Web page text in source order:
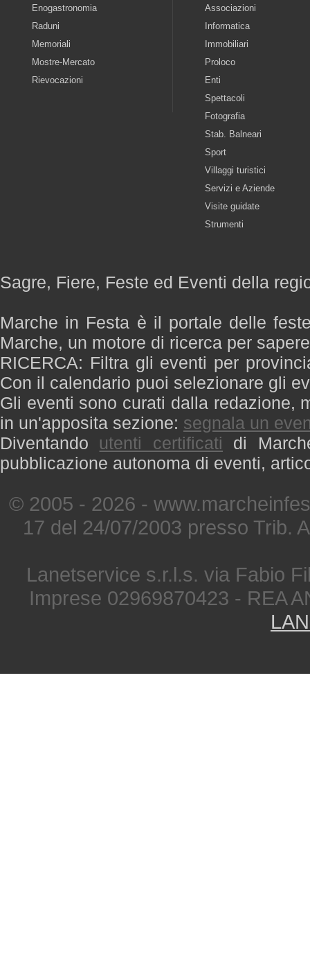
Enogastronomia
Raduni
Memoriali
Mostre-Mercato
Rievocazioni
Associazioni
Informatica
Immobiliari
Proloco
Enti
Spettacoli
Fotografia
Stab. Balneari
Sport
Villaggi turistici
Servizi e Aziende
Visite guidate
Strumenti
Sagre, Fiere, Feste ed Eventi della
Marche in Festa è il portale delle
Marche, un motore di ricerca per
RICERCA: Filtra gli eventi per
Con il calendario puoi selezionare gli
Gli eventi sono curati dalla redazione,
in un'apposita sezione: segnala un
Diventando utenti certificati di
pubblicazione autonoma di eventi,
© 2005 - 2026 -
17 del 24/07/2003 presso Trib.
Lanetservice s.r.l.s. via Fabio
Imprese 02969870423 - REA